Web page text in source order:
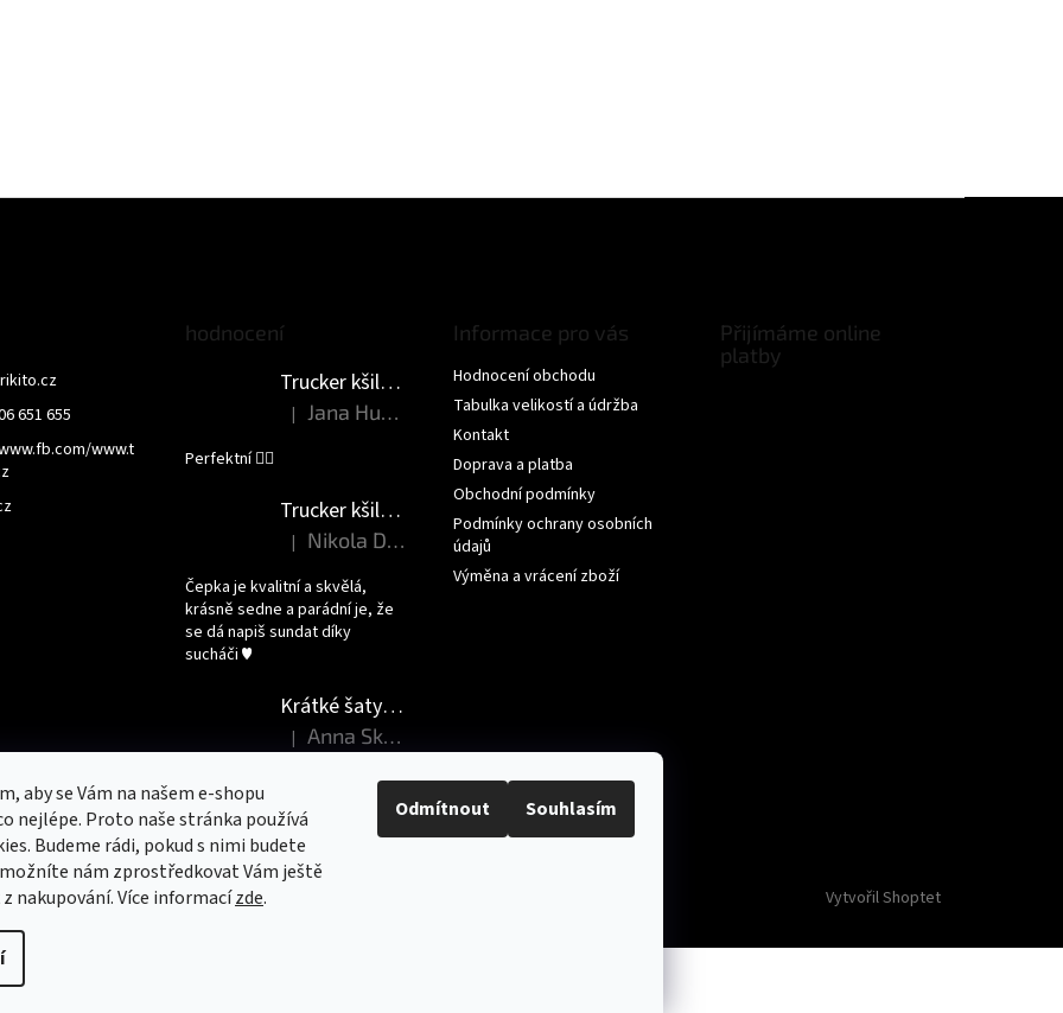
aby se Vám na našem e-shopu
nejlépe. Proto naše stránka používá
Budeme rádi, pokud s nimi budete
nám zprostředkovat Vám ještě
nakupování.Více informacízde.
Odmítnout Souhlasím
651 655
www.t
hodnocení
Trucker kšiltovka - NEMLUV NA MĚ
Hodnocení produktu je 5 z 5 hvězdiček.
| Jana Humlova
Perfektní 👌🏻
Trucker kšiltovka - JSEM PRINCEZNA
Hodnocení produktu je 5 z 5 hvězdiček.
| Nikola Dršková
Čepka je kvalitní a skvělá,
krásně sedne a parádní je, že
se dá napiš sundat díky
sucháči ♥️
Krátké šaty - DEN JAKO KORÁLEK
Hodnocení produktu je 5 z 5 hvězdiček.
| Anna Skardova
Krásný a příjemný
materiál,rychle dodání,vřele
doporučuji.
Informace pro vás
Hodnocení obchodu
Tabulka velikostí a údržba
Kontakt
Doprava a platba
Obchodní podmínky
Podmínky ochrany osobních
údajů
Výměna a vrácení zboží
Přijímáme online
platby
Vytvořil Shoptet
nastavení cookies